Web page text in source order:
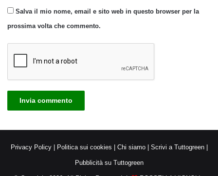
Salva il mio nome, email e sito web in questo browser per la
prossima volta che commento.
Privacy Policy| Politica sui cookies | Chi siamo| Scrivi a Tuttogreen|
Pubblicità su Tuttogreen